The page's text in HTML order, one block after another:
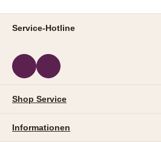
Service-Hotline
Shop Service
Informationen